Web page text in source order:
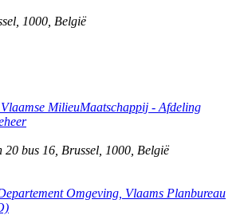
1000 België
MilieuMaatschappij - Afdeling
20 bus 16 Brussel 1000 België
Omgeving, Vlaams Planbureau